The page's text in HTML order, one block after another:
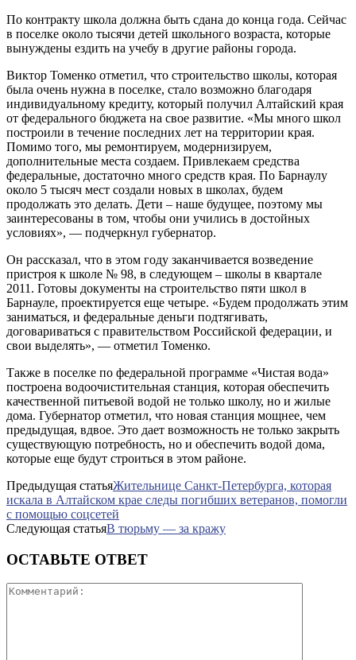
По контракту школа должна быть сдана до конца года. Сейчас
в поселке около тысячи детей школьного возраста, которые
вынуждены ездить на учебу в другие районы города.
Виктор Томенко отметил, что строительство школы, которая
была очень нужна в поселке, стало возможно благодаря
индивидуальному кредиту, который получил Алтайский края
от федерального бюджета на свое развитие. «Мы много школ
построили в течение последних лет на территории края.
Помимо того, мы ремонтируем, модернизируем,
дополнительные места создаем. Привлекаем средства
федеральные, достаточно много средств края. По Барнаулу
около 5 тысяч мест создали новых в школах, будем
продолжать это делать. Дети – наше будущее, поэтому мы
заинтересованы в том, чтобы они учились в достойных
условиях», — подчеркнул губернатор.
Он рассказал, что в этом году заканчивается возведение
пристроя к школе № 98, в следующем – школы в квартале
2011. Готовы документы на строительство пяти школ в
Барнауле, проектируется еще четыре. «Будем продолжать этим
заниматься, и федеральные деньги подтягивать,
договариваться с правительством Российской федерации, и
свои выделять», — отметил Томенко.
Также в поселке по федеральной программе «Чистая вода»
построена водоочистительная станция, которая обеспечить
качественной питьевой водой не только школу, но и жилые
дома. Губернатор отметил, что новая станция мощнее, чем
предыдущая, вдвое. Это дает возможность не только закрыть
существующую потребность, но и обеспечить водой дома,
которые еще будут строиться в этом районе.
Предыдущая статьяЖительнице Санкт-Петербурга, которая
искала в Алтайском крае следы погибших ветеранов, помогли
с помощью соцсетей
Следующая статьяВ тюрьму — за кражу
ОСТАВЬТЕ ОТВЕТ